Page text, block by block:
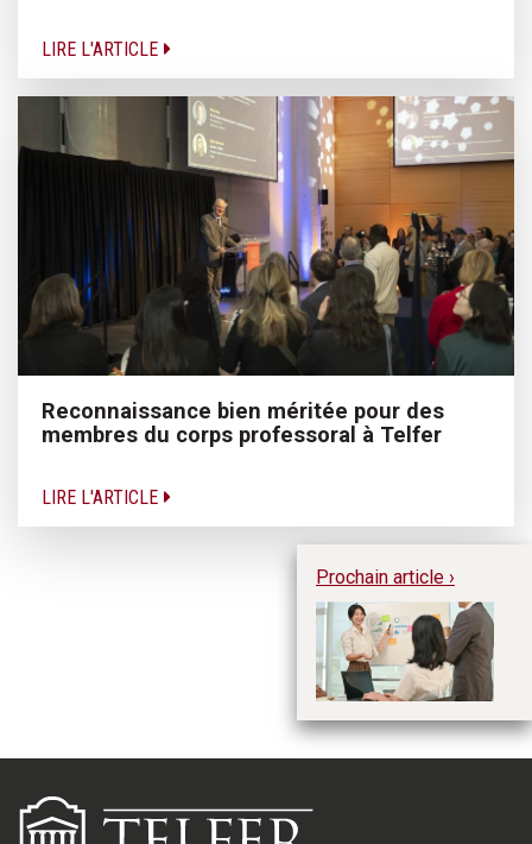
LIRE L'ARTICLE
Reconnaissance bien méritée pour des
membres du corps professoral à Telfer
LIRE L'ARTICLE
Prochain article ›